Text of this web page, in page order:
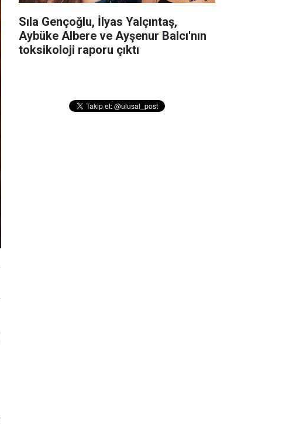
Sıla Gençoğlu, İlyas Yalçıntaş,
Aybüke Albere ve Ayşenur Balcı'nın
toksikoloji raporu çıktı